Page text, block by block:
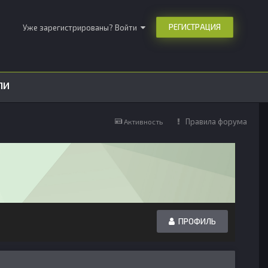
Уже зарегистрированы? Войти РЕГИСТРАЦИЯ
Активность Правила форума
ПРОФИЛЬ